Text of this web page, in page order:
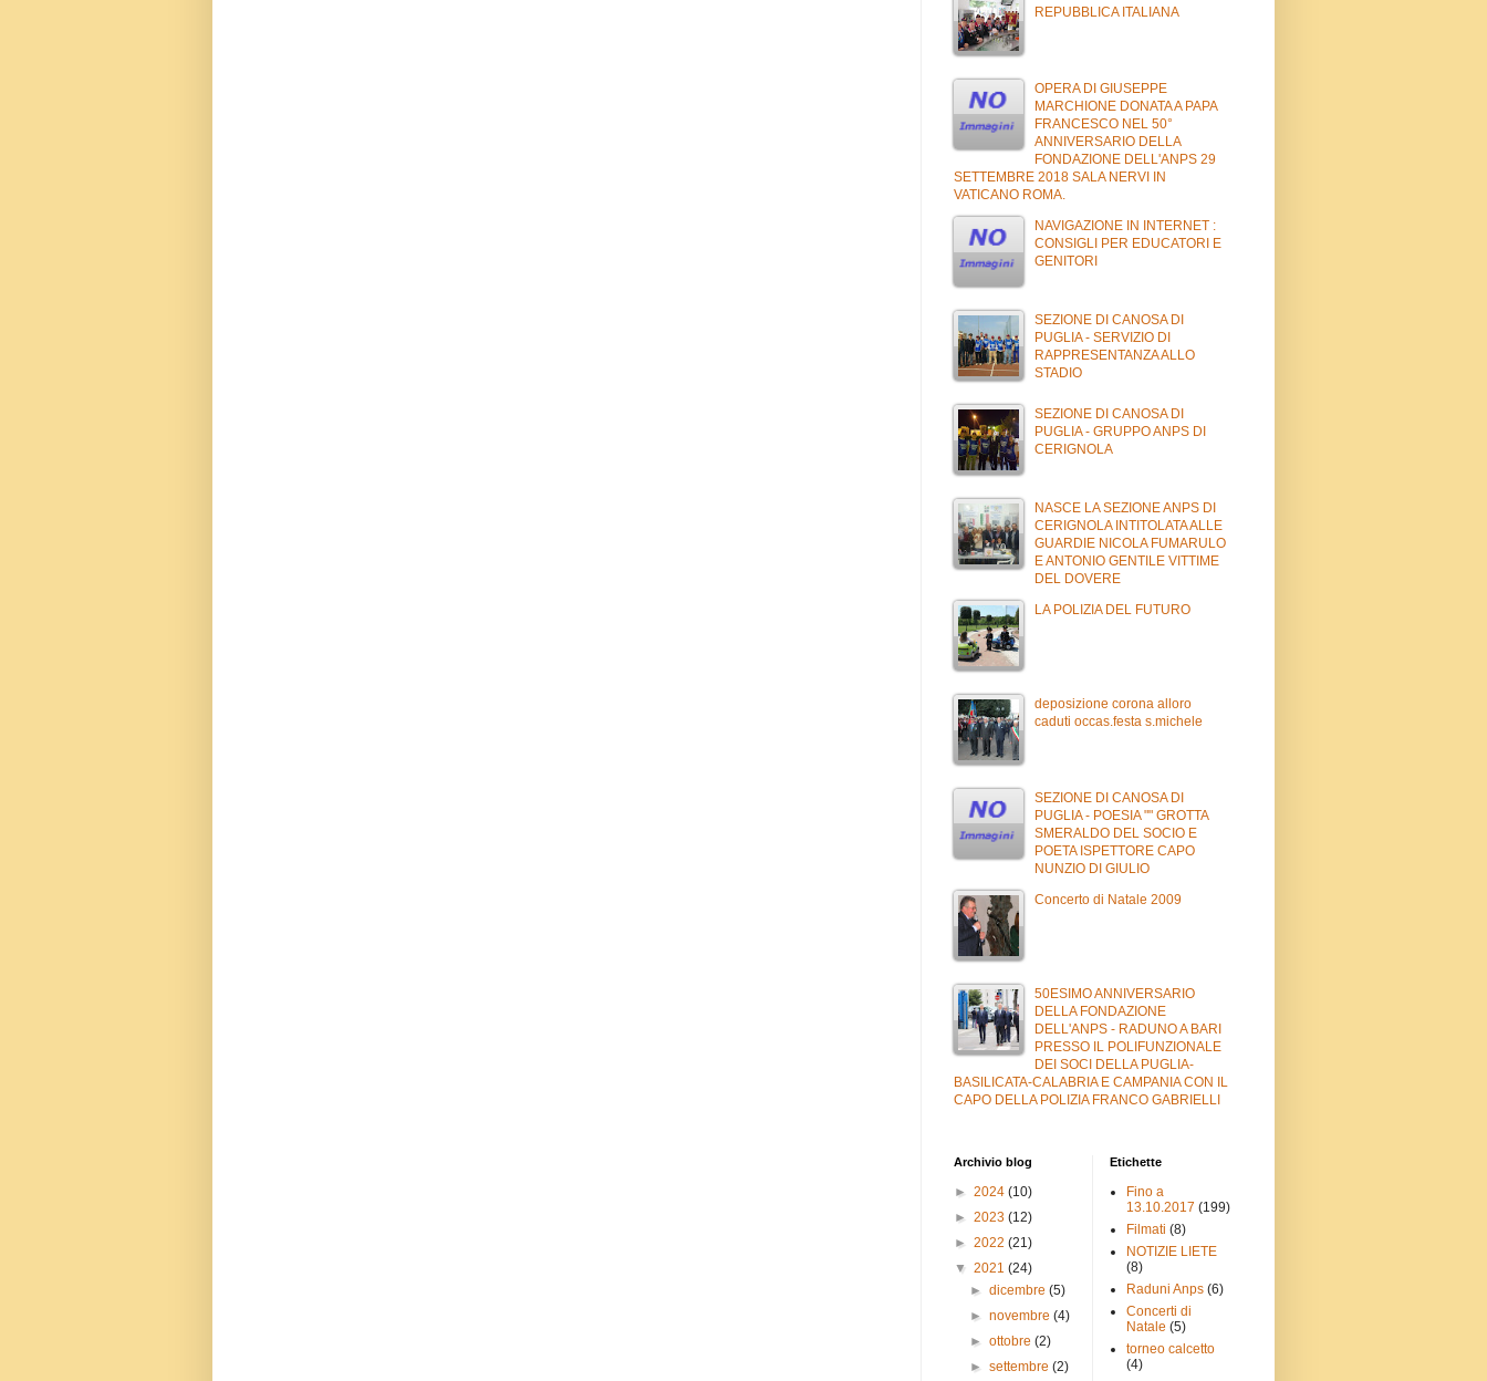
REPUBBLICA ITALIANA
OPERA DI GIUSEPPE
MARCHIONE DONATA A PAPA
FRANCESCO NEL 50°
ANNIVERSARIO DELLA
FONDAZIONE DELL'ANPS 29
SETTEMBRE 2018 SALA NERVI IN
VATICANO ROMA.
NAVIGAZIONE IN INTERNET :
CONSIGLI PER EDUCATORI E
GENITORI
SEZIONE DI CANOSA DI
PUGLIA - SERVIZIO DI
RAPPRESENTANZA ALLO
STADIO
SEZIONE DI CANOSA DI
PUGLIA - GRUPPO ANPS DI
CERIGNOLA
NASCE LA SEZIONE ANPS DI
CERIGNOLA INTITOLATA ALLE
GUARDIE NICOLA FUMARULO
E ANTONIO GENTILE VITTIME
DEL DOVERE
LA POLIZIA DEL FUTURO
deposizione corona alloro
caduti occas.festa s.michele
SEZIONE DI CANOSA DI
PUGLIA - POESIA "" GROTTA
SMERALDO DEL SOCIO E
POETA ISPETTORE CAPO
NUNZIO DI GIULIO
Concerto di Natale 2009
50ESIMO ANNIVERSARIO
DELLA FONDAZIONE
DELL'ANPS - RADUNO A BARI
PRESSO IL POLIFUNZIONALE
DEI SOCI DELLA PUGLIA-
BASILICATA-CALABRIA E CAMPANIA CON IL
CAPO DELLA POLIZIA FRANCO GABRIELLI
Archivio blog
► 2024 (10)
► 2023 (12)
► 2022 (21)
▼ 2021 (24)
►dicembre(5)
►novembre(4)
►ottobre(2)
►settembre(2)
Etichette
Fino a
13.10.2017 (199)
Filmati (8)
NOTIZIE LIETE
(8)
Raduni Anps (6)
Concerti di
Natale (5)
torneo calcetto
(4)